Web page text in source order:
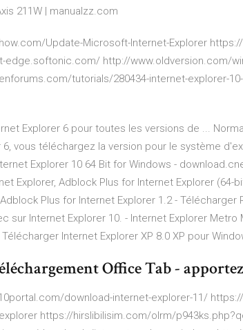
211W | manualzz.com
Update-Microsoft-Internet-Explorer
edge.softonic.com/ http://www.oldversion.com/
tutorials/280434-internet-explorer-
Explorer 6 pour toutes les versions de ...
6, vous téléchargez la version pour le système
Explorer 10 64 Bit for Windows -
Explorer, Adblock Plus for Internet Explorer (64-
Plus for Internet Explorer 1.2 -
sur Internet Explorer 10. - Internet Explorer Metro
Télécharger Internet Explorer XP 8.0 XP pour
Office Tab -
download-internet-explorer-11/
https://hirslibilisim.com/olrm/